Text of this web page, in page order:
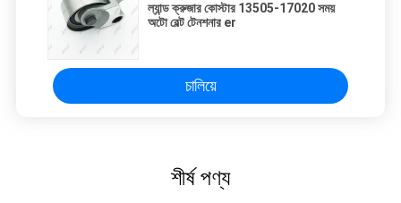
ল্যান্ড ক্রুজার কোস্টার 13505-17020 সময়
অটো বেল্ট টেনশনার er
চালিয়ে
শীর্ষ পণ্য